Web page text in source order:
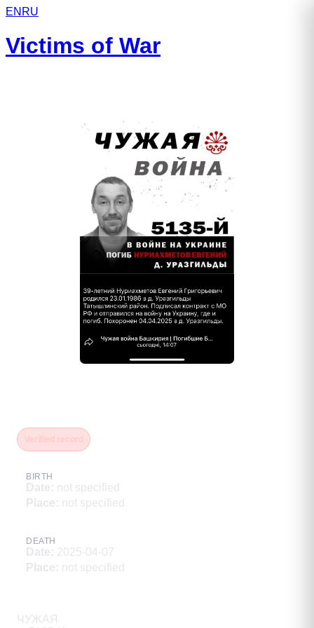
EN RU
Victims of War
BIRTH
Date: not specified
Place: not specified
DEATH
Date: 2025-04-07
Place: not specified
ЧУЖАЯ